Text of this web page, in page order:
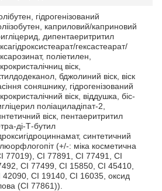
гідрогенізований
каприловий/каприновий
дипентаеритритил
гексастеарат/
поліетилен,
віск,
бджолиний віск, віск
соняшнику, гідрогенізований
віск, віддушка, біс-
поліациладіпат-2,
віск, пентаеритритил
ді-Т-бутил
синтетичний
(+/-: міка косметична
77019), CI 77891, CI 77491, CI
CI 77499, CI 15850, CI 45410,
42090, CI 19140, CI 16035, оксид
(CI 77861)).